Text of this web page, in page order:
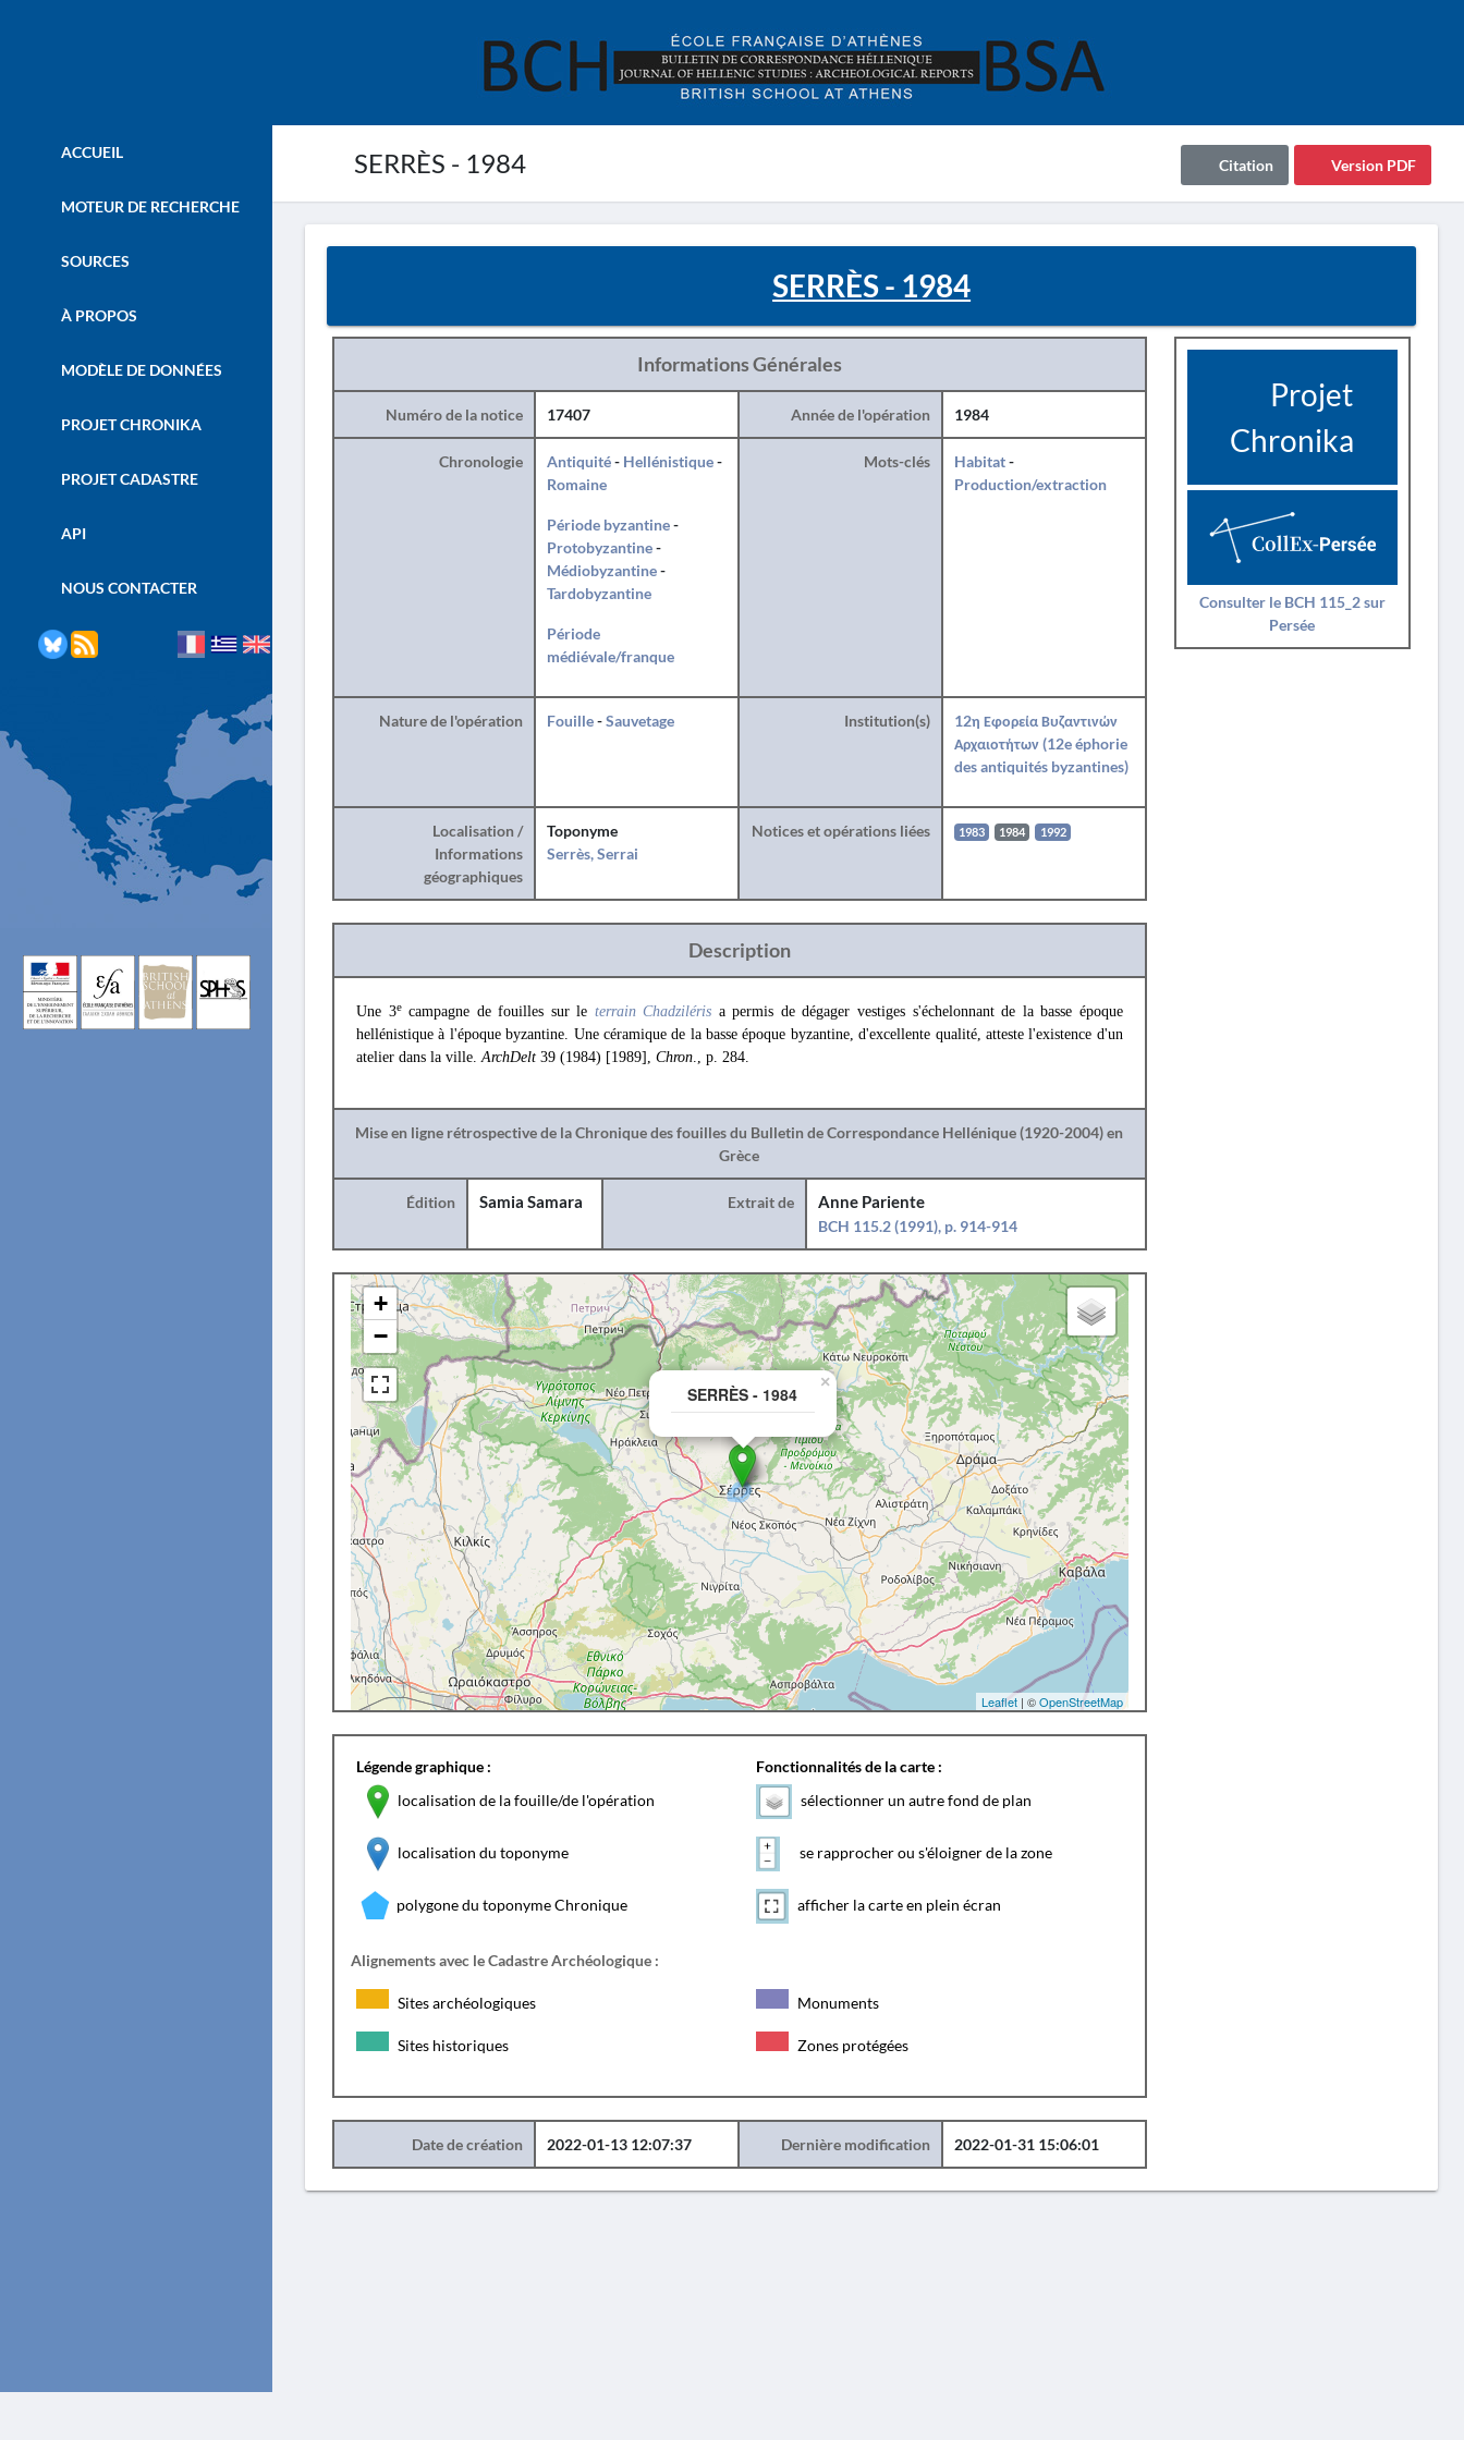
SERRÈS - 1984 Version PDF
Citation
ACCUEIL
MOTEUR DE RECHERCHE
SOURCES
À PROPOS
MODÈLE DE DONNÉES
PROJET CHRONIKA
PROJET CADASTRE
API
NOUS CONTACTER
SERRÈS - 1984
Informations Générales
Numéro de la notice 17407 Année de l'opération 1984
Chronologie Antiquité- Hellénistique-
Romaine
Période byzantine-
Protobyzantine-
Médiobyzantine-
Tardobyzantine
Période
médiévale/franque
Mots-clés Habitat-
Production/extraction
Nature de l'opération Fouille-Sauvetage Institution(s)
12η Εφορεία Βυζαντινών
Αρχαιοτήτων (12e éphorie
des antiquités byzantines)
Localisation /
Informations
géographiques
Toponyme
Serrès, Serrai
Notices et opérations liées 1983 1984 1992
Description
Une 3ecampagne de fouilles sur le terrain Chadziléris a permis de dégager vestiges s'échelonnant de la basse époque
hellénistique à l'époque byzantine. Une céramique de la basse époque byzantine, d'excellente qualité, atteste l'existence d'un
atelier dans la ville. ArchDelt 39 (1984) [1989], Chron., p. 284.
Mise en ligne rétrospective de la Chronique des fouilles du Bulletin de Correspondance Hellénique (1920-2004) en
Grèce
Édition Samia Samara Extrait de
Anne Pariente
BCH 115.2 (1991), p. 914-914
SERRÈS - 1984
×
+
−
Leaflet| ©OpenStreetMap
Légende graphique :
localisation de la fouille/de l'opération
localisation du toponyme
polygone du toponyme Chronique
Fonctionnalités de la carte :
sélectionner un autre fond de plan
se rapprocher ou s'éloigner de la zone
afficher la carte en plein écran
Alignements avec le Cadastre Archéologique :
Sites archéologiques Monuments
Sites historiques Zones protégées
Date de création 2022-01-13 12:07:37 Dernière modification 2022-01-31 15:06:01
Projet
Chronika
Consulter le BCH 115_2 sur
Persée